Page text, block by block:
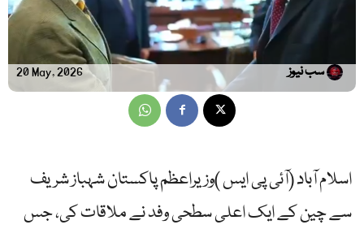
20 May, 2026 سب نیوز
اسلام آباد (آئی پی ایس )وزیراعظم پاکستان شہباز شریف
سے چین کے ایک اعلی سطحی وفد نے ملاقات کی، جس